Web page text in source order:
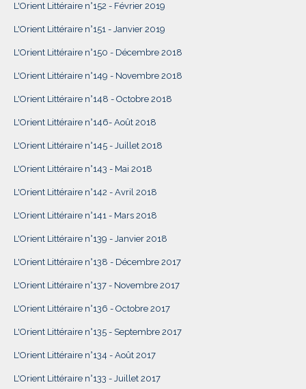
L'Orient Littéraire n°152 - Février 2019
L'Orient Littéraire n°151 - Janvier 2019
L'Orient Littéraire n°150 - Décembre 2018
L'Orient Littéraire n°149 - Novembre 2018
L'Orient Littéraire n°148 - Octobre 2018
L'Orient Littéraire n°146- Août 2018
L'Orient Littéraire n°145 - Juillet 2018
L'Orient Littéraire n°143 - Mai 2018
L'Orient Littéraire n°142 - Avril 2018
L'Orient Littéraire n°141 - Mars 2018
L'Orient Littéraire n°139 - Janvier 2018
L'Orient Littéraire n°138 - Décembre 2017
L'Orient Littéraire n°137 - Novembre 2017
L'Orient Littéraire n°136 - Octobre 2017
L'Orient Littéraire n°135 - Septembre 2017
L'Orient Littéraire n°134 - Août 2017
L'Orient Littéraire n°133 - Juillet 2017